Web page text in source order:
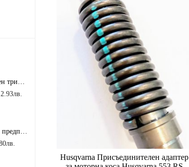
Акумулаторен тример GARDENA SmallCut 23 см 18V P4A в комплект с батерия 2.5Ah + зарядно AL 18 V.
Комбиниран предпазител за моторни коси Husqvarna 135/236/241/243/253/333/335/535/541/543/553
Husqvarna Присъединителен адаптер